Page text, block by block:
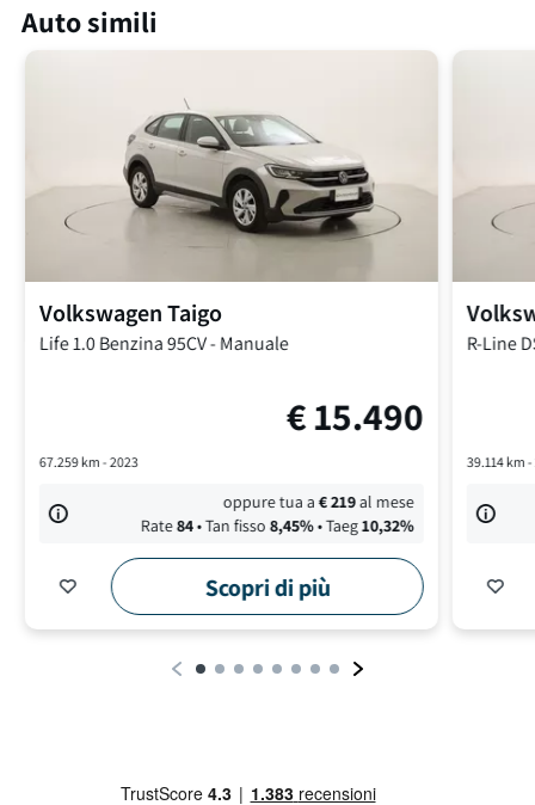
Auto simili
VolkswagenTaigo
Life1.0 Benzina 95CV-Manuale
€15.490
67.259km - 2023
oppure tua a€219al mese
Rate84• Tan fisso 8,45%• Taeg10,32%
Scopri di più
R-Line
39.114km -